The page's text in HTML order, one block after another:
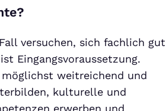
versuchen, sich fachlich gut
Eingangsvoraussetzung.
weitreichend und
kulturelle und
erwerben und